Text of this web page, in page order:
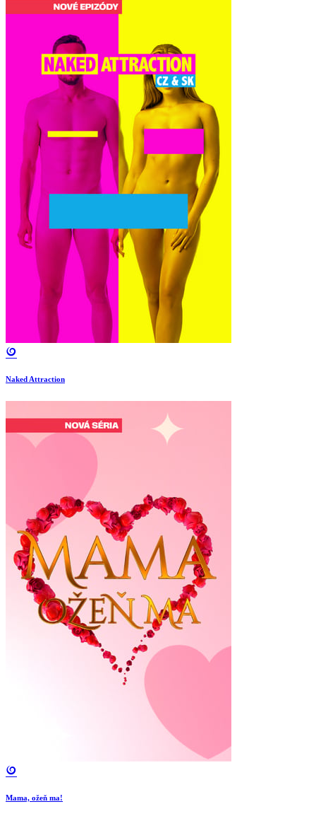
Naked Attraction
Mama, ožeň ma!